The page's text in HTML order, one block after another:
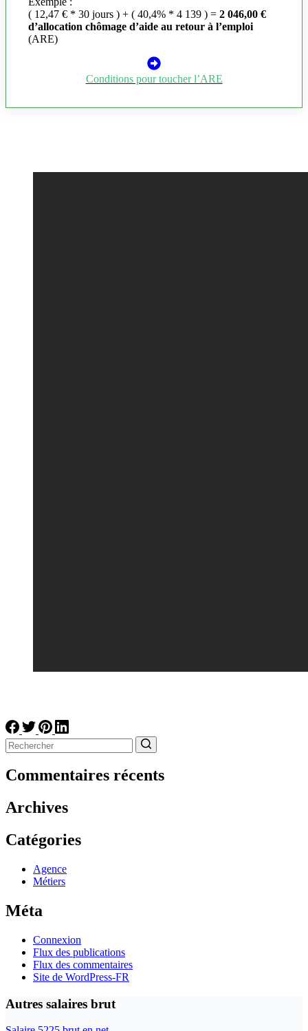
( 12,47 € * 30 jours ) + ( 40,4% * 4 139 ) = 2 046,00 €
d’allocation chômage d’aide au retour à l’emploi
(ARE)
Conditions pour toucher l’ARE
résultat
Commentaires récents
Archives
Catégories
Agence
Métiers
Méta
Connexion
Flux des publications
Flux des commentaires
Site de WordPress-FR
Autres salaires brut